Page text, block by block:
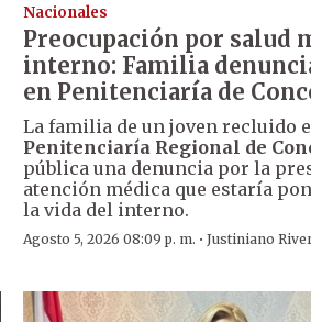
Nacionales
Preocupación por salud
interno: Familia
en Penitenciaría de
La familia de un joven recluido
Penitenciaría Regional de
pública una denuncia por la
atención médica que estaría
la vida del interno.
Agosto 5, 2026 08:09 p. m. · Justiniano